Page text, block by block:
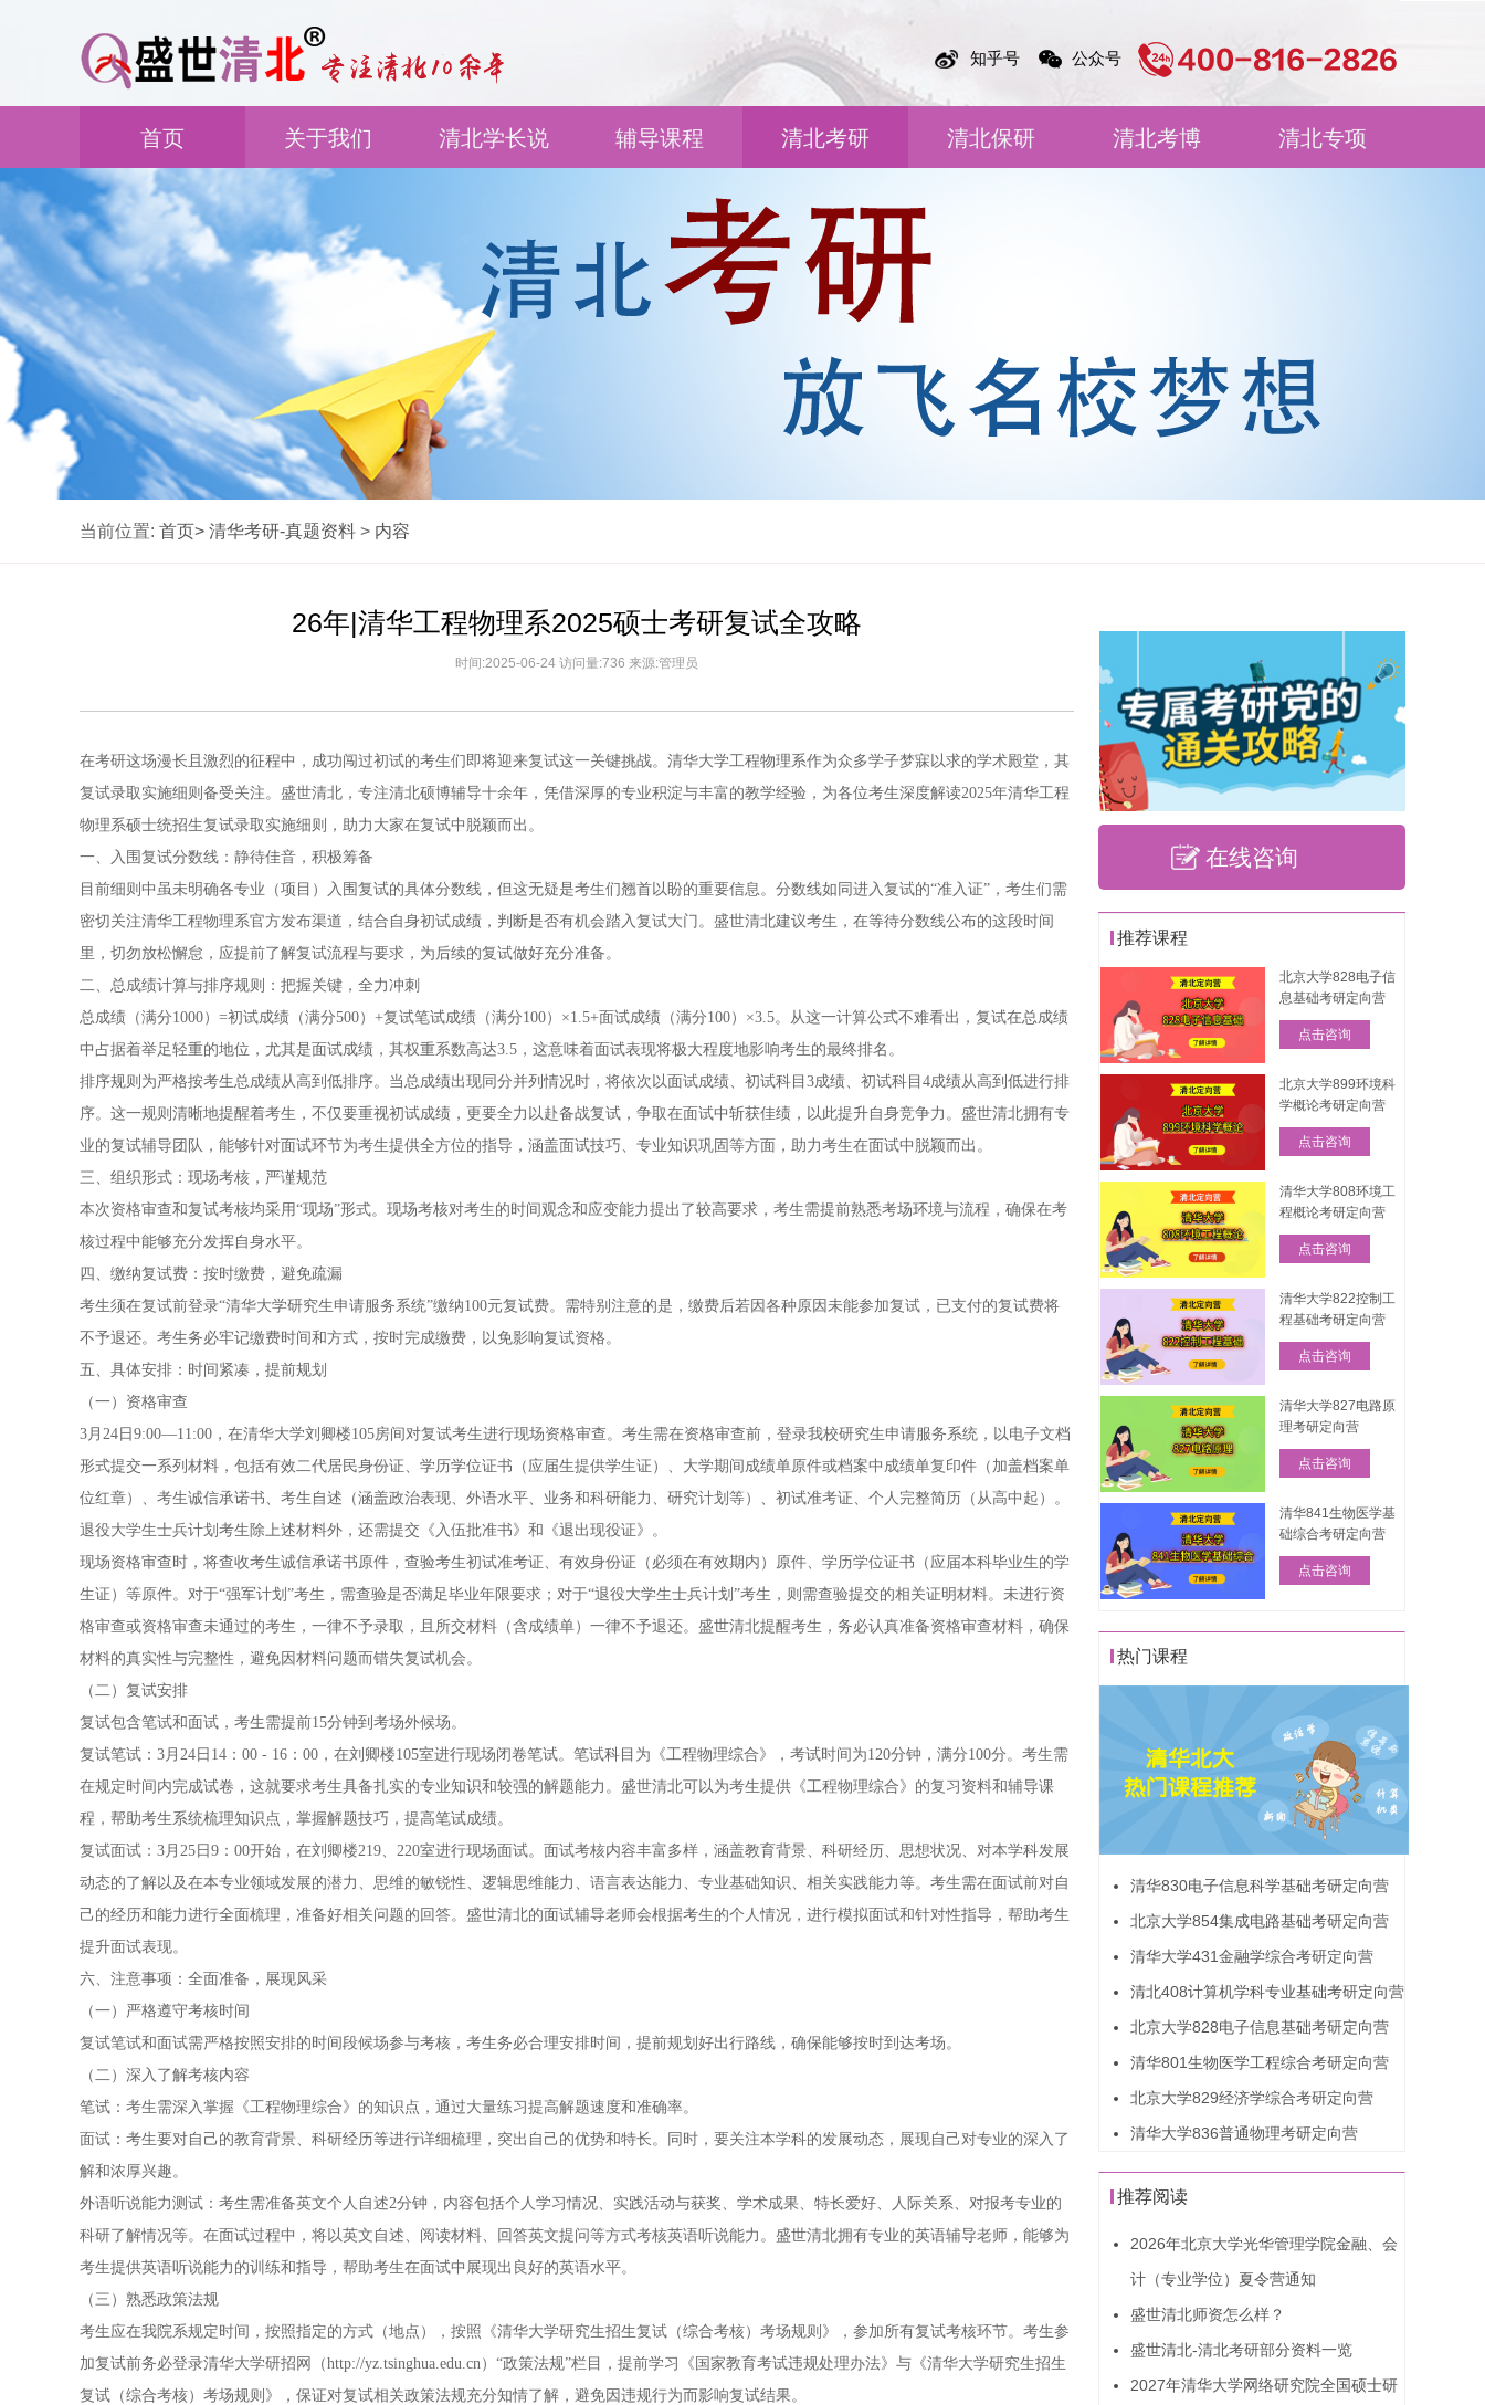
知乎号 公众号
首页 关于我们 清北学长说 辅导课程 清北考研 清北保研 清北考博 清北专项
当前位置: 首页> 清华考研-真题资料 > 内容
26年|清华工程物理系2025硕士考研复试全攻略
时间:2025-06-24 访问量:736 来源:管理员
在考研这场漫长且激烈的征程中，成功闯过初试的考生们即将迎来复试这一关键挑战。清华大学工程物理系作为众多学子梦寐以求的学术殿堂，其
复试录取实施细则备受关注。盛世清北，专注清北硕博辅导十余年，凭借深厚的专业积淀与丰富的教学经验，为各位考生深度解读2025年清华工程
物理系硕士统招生复试录取实施细则，助力大家在复试中脱颖而出。
一、入围复试分数线：静待佳音，积极筹备
目前细则中虽未明确各专业（项目）入围复试的具体分数线，但这无疑是考生们翘首以盼的重要信息。分数线如同进入复试的“准入证”，考生们需
密切关注清华工程物理系官方发布渠道，结合自身初试成绩，判断是否有机会踏入复试大门。盛世清北建议考生，在等待分数线公布的这段时间
里，切勿放松懈怠，应提前了解复试流程与要求，为后续的复试做好充分准备。
二、总成绩计算与排序规则：把握关键，全力冲刺
总成绩（满分1000）=初试成绩（满分500）+复试笔试成绩（满分100）×1.5+面试成绩（满分100）×3.5。从这一计算公式不难看出，复试在总成绩
中占据着举足轻重的地位，尤其是面试成绩，其权重系数高达3.5，这意味着面试表现将极大程度地影响考生的最终排名。
排序规则为严格按考生总成绩从高到低排序。当总成绩出现同分并列情况时，将依次以面试成绩、初试科目3成绩、初试科目4成绩从高到低进行排
序。这一规则清晰地提醒着考生，不仅要重视初试成绩，更要全力以赴备战复试，争取在面试中斩获佳绩，以此提升自身竞争力。盛世清北拥有专
业的复试辅导团队，能够针对面试环节为考生提供全方位的指导，涵盖面试技巧、专业知识巩固等方面，助力考生在面试中脱颖而出。
三、组织形式：现场考核，严谨规范
本次资格审查和复试考核均采用“现场”形式。现场考核对考生的时间观念和应变能力提出了较高要求，考生需提前熟悉考场环境与流程，确保在考
核过程中能够充分发挥自身水平。
四、缴纳复试费：按时缴费，避免疏漏
考生须在复试前登录“清华大学研究生申请服务系统”缴纳100元复试费。需特别注意的是，缴费后若因各种原因未能参加复试，已支付的复试费将
不予退还。考生务必牢记缴费时间和方式，按时完成缴费，以免影响复试资格。
五、具体安排：时间紧凑，提前规划
（一）资格审查
3月24日9:00—11:00，在清华大学刘卿楼105房间对复试考生进行现场资格审查。考生需在资格审查前，登录我校研究生申请服务系统，以电子文档
形式提交一系列材料，包括有效二代居民身份证、学历学位证书（应届生提供学生证）、大学期间成绩单原件或档案中成绩单复印件（加盖档案单
位红章）、考生诚信承诺书、考生自述（涵盖政治表现、外语水平、业务和科研能力、研究计划等）、初试准考证、个人完整简历（从高中起）。
退役大学生士兵计划考生除上述材料外，还需提交《入伍批准书》和《退出现役证》。
现场资格审查时，将查收考生诚信承诺书原件，查验考生初试准考证、有效身份证（必须在有效期内）原件、学历学位证书（应届本科毕业生的学
生证）等原件。对于“强军计划”考生，需查验是否满足毕业年限要求；对于“退役大学生士兵计划”考生，则需查验提交的相关证明材料。未进行资
格审查或资格审查未通过的考生，一律不予录取，且所交材料（含成绩单）一律不予退还。盛世清北提醒考生，务必认真准备资格审查材料，确保
材料的真实性与完整性，避免因材料问题而错失复试机会。
（二）复试安排
复试包含笔试和面试，考生需提前15分钟到考场外候场。
复试笔试：3月24日14：00 - 16：00，在刘卿楼105室进行现场闭卷笔试。笔试科目为《工程物理综合》，考试时间为120分钟，满分100分。考生需
在规定时间内完成试卷，这就要求考生具备扎实的专业知识和较强的解题能力。盛世清北可以为考生提供《工程物理综合》的复习资料和辅导课
程，帮助考生系统梳理知识点，掌握解题技巧，提高笔试成绩。
复试面试：3月25日9：00开始，在刘卿楼219、220室进行现场面试。面试考核内容丰富多样，涵盖教育背景、科研经历、思想状况、对本学科发展
动态的了解以及在本专业领域发展的潜力、思维的敏锐性、逻辑思维能力、语言表达能力、专业基础知识、相关实践能力等。考生需在面试前对自
己的经历和能力进行全面梳理，准备好相关问题的回答。盛世清北的面试辅导老师会根据考生的个人情况，进行模拟面试和针对性指导，帮助考生
提升面试表现。
六、注意事项：全面准备，展现风采
（一）严格遵守考核时间
复试笔试和面试需严格按照安排的时间段候场参与考核，考生务必合理安排时间，提前规划好出行路线，确保能够按时到达考场。
（二）深入了解考核内容
笔试：考生需深入掌握《工程物理综合》的知识点，通过大量练习提高解题速度和准确率。
面试：考生要对自己的教育背景、科研经历等进行详细梳理，突出自己的优势和特长。同时，要关注本学科的发展动态，展现自己对专业的深入了
解和浓厚兴趣。
外语听说能力测试：考生需准备英文个人自述2分钟，内容包括个人学习情况、实践活动与获奖、学术成果、特长爱好、人际关系、对报考专业的
科研了解情况等。在面试过程中，将以英文自述、阅读材料、回答英文提问等方式考核英语听说能力。盛世清北拥有专业的英语辅导老师，能够为
考生提供英语听说能力的训练和指导，帮助考生在面试中展现出良好的英语水平。
（三）熟悉政策法规
考生应在我院系规定时间，按照指定的方式（地点），按照《清华大学研究生招生复试（综合考核）考场规则》，参加所有复试考核环节。考生参
加复试前务必登录清华大学研招网（http://yz.tsinghua.edu.cn）“政策法规”栏目，提前学习《国家教育考试违规处理办法》与《清华大学研究生招生
复试（综合考核）考场规则》，保证对复试相关政策法规充分知情了解，避免因违规行为而影响复试结果。
在线咨询
推荐课程
北京大学828电子信
息基础考研定向营
点击咨询
北京大学899环境科
学概论考研定向营
点击咨询
清华大学808环境工
程概论考研定向营
点击咨询
清华大学822控制工
程基础考研定向营
点击咨询
清华大学827电路原
理考研定向营
点击咨询
清华841生物医学基
础综合考研定向营
点击咨询
热门课程
清华830电子信息科学基础考研定向营
北京大学854集成电路基础考研定向营
清华大学431金融学综合考研定向营
清北408计算机学科专业基础考研定向营
北京大学828电子信息基础考研定向营
清华801生物医学工程综合考研定向营
北京大学829经济学综合考研定向营
清华大学836普通物理考研定向营
推荐阅读
2026年北京大学光华管理学院金融、会
计（专业学位）夏令营通知
盛世清北师资怎么样？
盛世清北-清北考研部分资料一览
2027年清华大学网络研究院全国硕士研